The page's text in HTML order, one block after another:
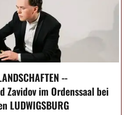
--
Zavidov im Ordenssaal bei
LUDWIGSBURG